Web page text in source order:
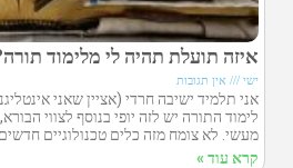
איזה תועלת תהיה לי מלימוד
ישי אין תגובות
אני תלמיד ישיבה חרדי (אציין שאני
לימוד התורה יש לזה יופי בנוסף לצווי
מעשי. לא צומח מזה כלים טכנולוגיים חדשים
קרא עוד »